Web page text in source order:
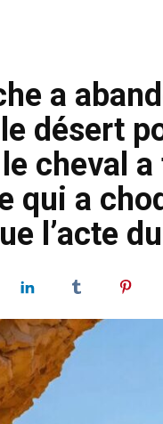
a
désert
cheval
qui a
l’acte